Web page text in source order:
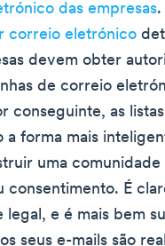
das empresas.
correio eletrónico
devem obter
de correio
conseguinte, as
a forma mais
uma comunidade
consentimento. É
legal, e é mais bem
seus e-mails são